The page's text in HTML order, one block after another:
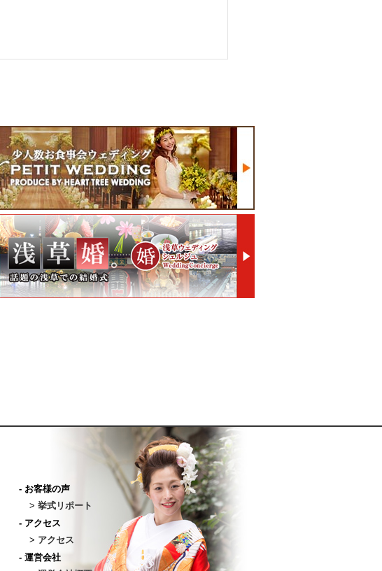
- お客様の声
> 挙式リポート
- アクセス
> アクセス
- 運営会社